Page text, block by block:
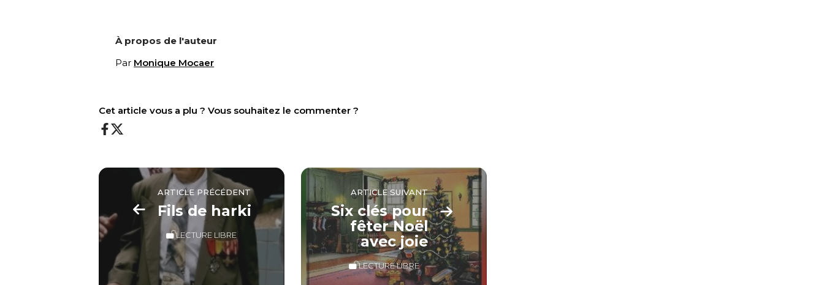
À propos de l'auteur
Par Monique Mocaer
Cet article vous a plu ? Vous souhaitez le commenter ?
ARTICLE PRÉCÉDENT
Fils de harki
LECTURE LIBRE
ARTICLE SUIVANT
Six clés pour
fêter Noël
avec joie
LECTURE LIBRE